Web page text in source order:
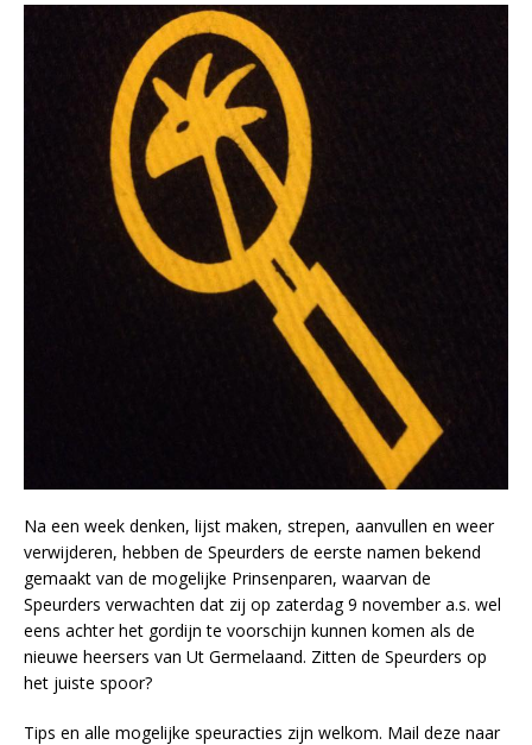
Na een week denken, lijst maken, strepen, aanvullen en weer
verwijderen, hebben de Speurders de eerste namen bekend
gemaakt van de mogelijke Prinsenparen, waarvan de
Speurders verwachten dat zij op zaterdag 9 november a.s. wel
eens achter het gordijn te voorschijn kunnen komen als de
nieuwe heersers van Ut Germelaand. Zitten de Speurders op
het juiste spoor?
Tips en alle mogelijke speuracties zijn welkom. Mail deze naar